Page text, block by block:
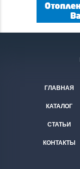
ГЛАВНАЯ
КАТАЛОГ
СТАТЬИ
КОНТАКТЫ